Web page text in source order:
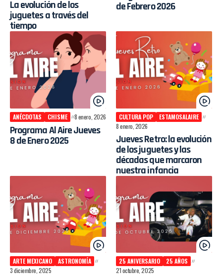
La evolución de los
juguetes a través del
tiempo
de Febrero 2026
ANÉCDOTAS CHISME 8 enero, 2026
Programa Al Aire Jueves
8 de Enero 2025
CULTURA POP
ESTAMOSALAIRE
8 enero, 2026
Jueves Retro: la evolución
de los juguetes y las
décadas que marcaron
nuestra infancia
ARTE MEXICANO
ASTRONOMÍA
3 diciembre, 2025
25 ANIVERSARIO
25 AÑOS
21 octubre, 2025